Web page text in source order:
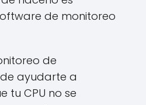
de monitoreo
de
ayudarte a
tu CPU no se